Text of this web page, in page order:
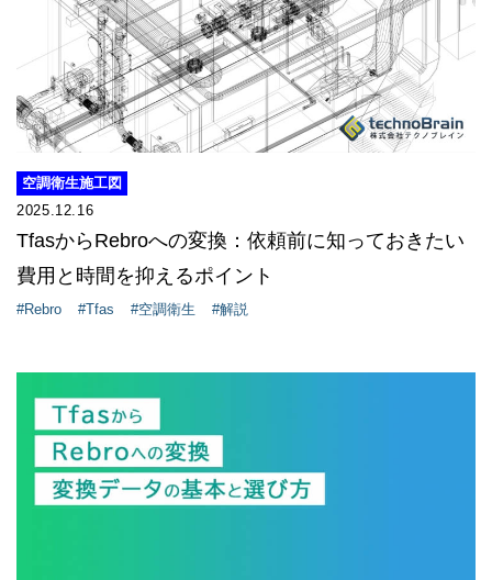
空調衛生施工図​
2025.12.16
TfasからRebroへの変換：依頼前に知っておきたい
費用と時間を抑えるポイント
#Rebro #Tfas #空調衛生 #解説